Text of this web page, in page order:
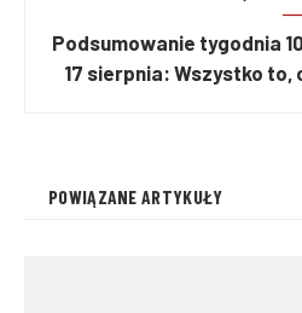
Podsumowanie tygodnia
17 sierpnia: Wszystko to,
POWIĄZANE ARTYKUŁY